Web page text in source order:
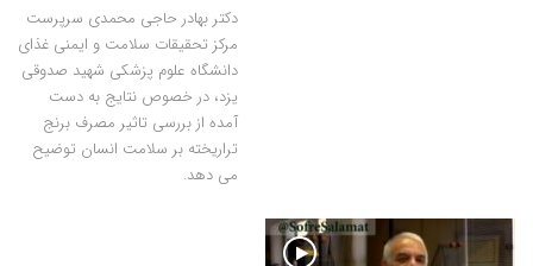
دکتر بهادر حاجی محمدی سرپرست
مرکز تحقیقات سلامت و ایمنی غذای
دانشگاه علوم پزشکی شهید صدوقی
یزد، در خصوص نتایج به دست
آمده از بررسی تاثیر مصرف برنج
تراریخته بر سلامت انسان توضیح
می دهد.